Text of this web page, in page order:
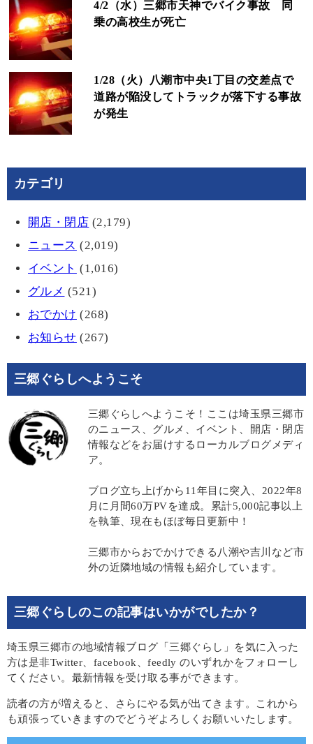
4/2（水）三郷市天神でバイク事故 同
乗の高校生が死亡
1/28（火）八潮市中央1丁目の交差点で
道路が陥没してトラックが落下する事故
が発生
カテゴリ
開店・閉店 (2,179)
ニュース (2,019)
イベント (1,016)
グルメ (521)
おでかけ (268)
お知らせ (267)
三郷ぐらしへようこそ
三郷ぐらしへようこそ！ここは埼玉県三郷市
のニュース、グルメ、イベント、開店・閉店
情報などをお届けするローカルブログメディ
ア。
ブログ立ち上げから11年目に突入、2022年8
月に月間60万PVを達成。累計5,000記事以上
を執筆、現在もほぼ毎日更新中！
三郷市からおでかけできる八潮や吉川など市
外の近隣地域の情報も紹介しています。
三郷ぐらしのこの記事はいかがでしたか？
埼玉県三郷市の地域情報ブログ「三郷ぐらし」を気に入った
方は是非Twitter、facebook、feedly のいずれかをフォローし
てください。最新情報を受け取る事ができます。
読者の方が増えると、さらにやる気が出てきます。これから
も頑張っていきますのでどうぞよろしくお願いいたします。